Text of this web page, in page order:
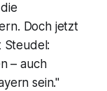
Doch jetzt
Steudel:
– auch
sein."